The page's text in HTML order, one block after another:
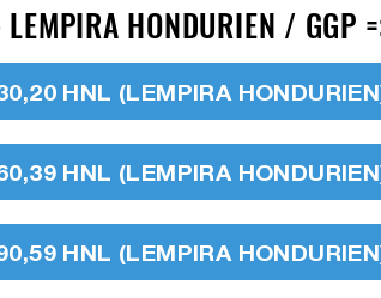
HONDURIEN / GGP
HNL (LEMPIRA
HNL (LEMPIRA
HNL (LEMPIRA